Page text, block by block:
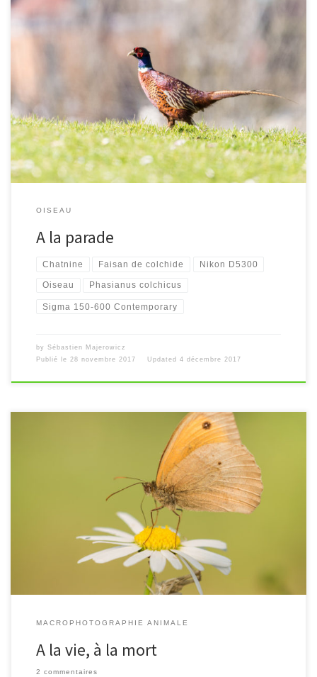
OISEAU
A la parade
Chatnine Faisan de colchide Nikon D5300
Oiseau Phasianus colchicus
Sigma 150-600 Contemporary
by Sébastien Majerowicz
Publié le 28 novembre 2017 Updated 4 décembre 2017
MACROPHOTOGRAPHIE ANIMALE
A la vie, à la mort
2 commentaires